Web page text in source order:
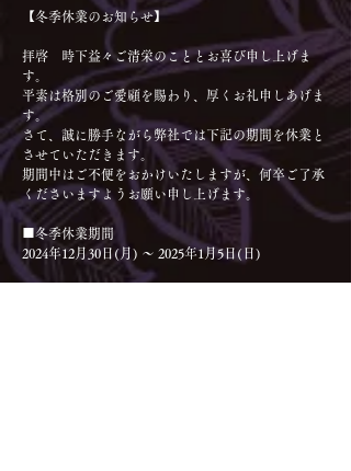
【冬季休業のお知らせ】
拝啓　時下益々ご清栄のこととお喜び申し上げま
す。
平素は格別のご愛顧を賜わり、厚くお礼申しあげま
す。
さて、誠に勝手ながら弊社では下記の期間を休業と
させていただきます。
期間中はご不便をおかけいたしますが、何卒ご了承
くださいますようお願い申し上げます。
■冬季休業期間
2024年12月30日(月) ～ 2025年1月5日(日)